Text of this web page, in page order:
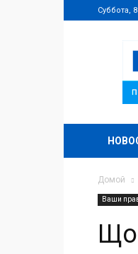
Суббота,
Домой
Ваши
Що